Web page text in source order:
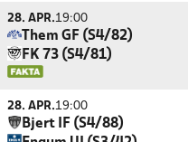
28. APR.19:00
Them GF (S4/82)
FK 73 (S4/81)
28. APR.19:00
Bjert IF (S4/88)